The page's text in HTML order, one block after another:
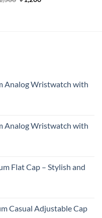
price
Analog Wristwatch with
Analog Wristwatch with
Flat Cap – Stylish and
Casual Adjustable Cap